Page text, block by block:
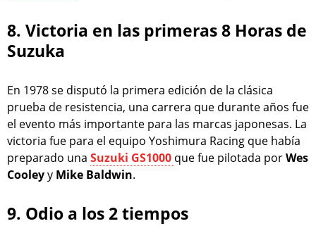
8. Victoria en las primeras 8 Horas de
Suzuka
En 1978 se disputó la primera edición de la clásica
prueba de resistencia, una carrera que durante años fue
el evento más importante para las marcas japonesas. La
victoria fue para el equipo Yoshimura Racing que había
preparado una Suzuki GS1000 que fue pilotada porWes
Cooleyy Mike Baldwin.
9. Odio a los 2 tiempos